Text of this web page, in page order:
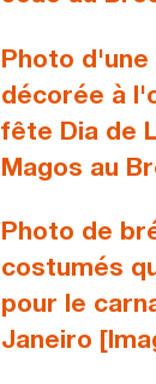
Photo
décorée à
fête Dia de
Magos au
Photo de
costumés
pour le
Janeiro